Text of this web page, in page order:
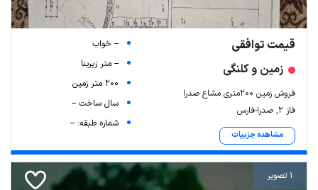
قیمت توافقی
زمین و کلنگی
فروش زمین 200متری مشاع صدرا
فاز ۲, صدرا-فارس
مشاهده جزییات
-- خواب
-- متر زیربنا
200 متر زمین
سال ساخت --
شماره طبقه: --
1 تصویر